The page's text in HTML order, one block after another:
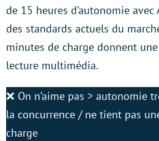
de 15 heures d’autonomie avec
des standards actuels du
minutes de charge donnent
lecture multimédia.
❌ On n’aime pas > autonomie
la concurrence / ne tient pas
charge